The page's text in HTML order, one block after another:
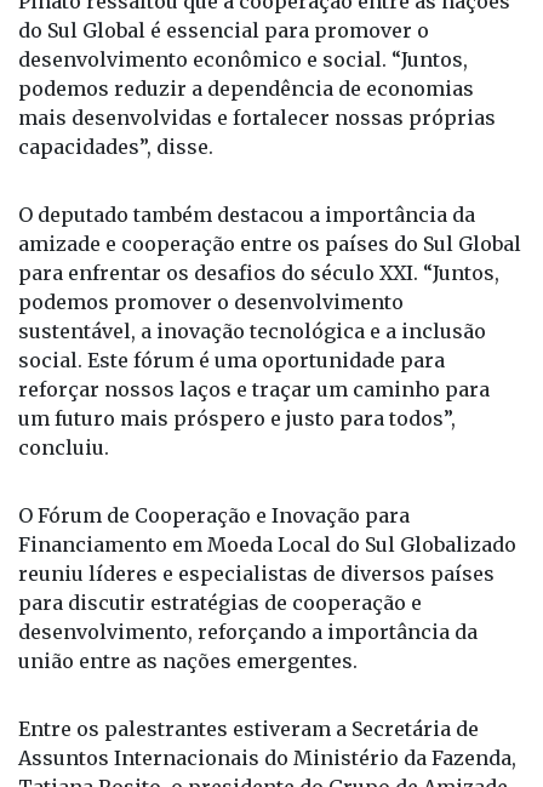
Pinato ressaltou que a cooperação entre as nações
do Sul Global é essencial para promover o
desenvolvimento econômico e social. “Juntos,
podemos reduzir a dependência de economias
mais desenvolvidas e fortalecer nossas próprias
O deputado também destacou a importância da
amizade e cooperação entre os países do Sul Global
para enfrentar os desafios do século XXI. “Juntos,
podemos promover o desenvolvimento
sustentável, a inovação tecnológica e a inclusão
social. Este fórum é uma oportunidade para
reforçar nossos laços e traçar um caminho para
um futuro mais próspero e justo para todos”,
O Fórum de Cooperação e Inovação para
Financiamento em Moeda Local do Sul Globalizado
reuniu líderes e especialistas de diversos países
para discutir estratégias de cooperação e
desenvolvimento, reforçando a importância da
Entre os palestrantes estiveram a Secretária de